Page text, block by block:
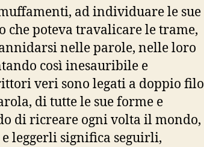
ad individuare le sue
che poteva travalicare le trame,
nelle parole, nelle loro
così inesauribile e
veri sono legati a doppio filo
di tutte le sue forme e
di ricreare ogni volta il mondo,
leggerli significa seguirli,